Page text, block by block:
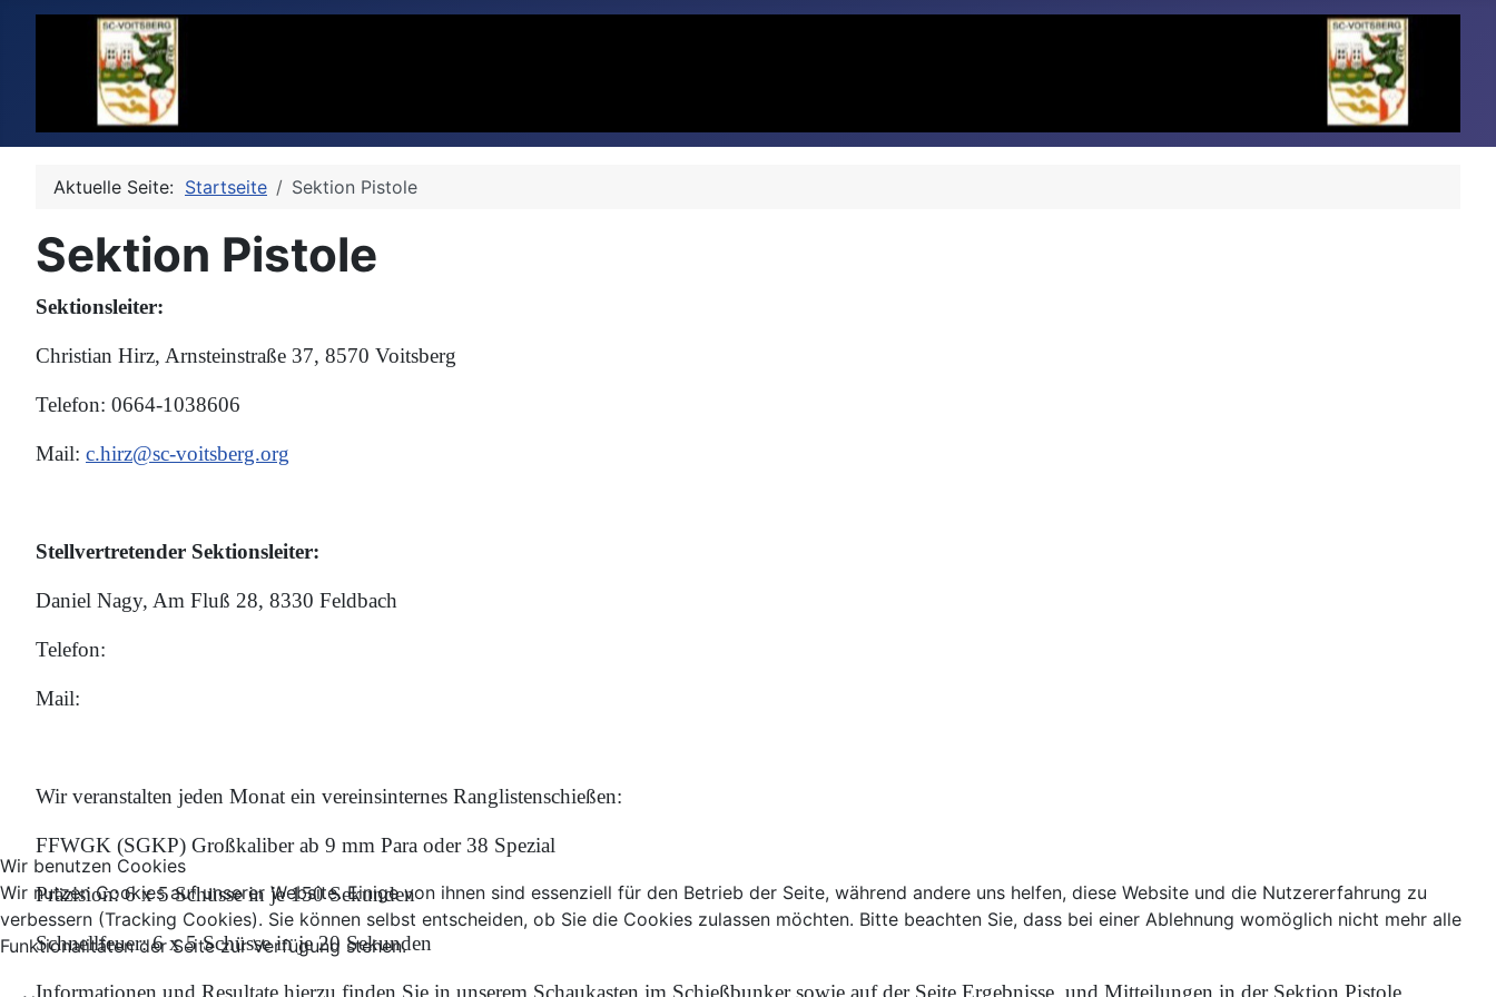
Aktuelle Seite: Startseite Sektion Pistole
Sektion Pistole
Sektionsleiter:
Christian Hirz, Arnsteinstraße 37, 8570 Voitsberg
Telefon: 0664-1038606
Mail: c.hirz@sc-voitsberg.org
Stellvertretender Sektionsleiter:
Daniel Nagy, Am Fluß 28, 8330 Feldbach
Telefon:
Mail:
Wir veranstalten jeden Monat ein vereinsinternes Ranglistenschießen:
FFWGK (SGKP) Großkaliber ab 9 mm Para oder 38 Spezial
Präzision: 6 x 5 Schüsse in je 150 Sekunden
Schnellfeuer: 6 x 5 Schüsse in je 20 Sekunden
Informationen und Resultate hierzu finden Sie in unserem Schaukasten im Schießbunker sowie auf der Seite Ergebnisse und Mitteilungen in der Sektion Pistole.
Wir benutzen Cookies
Wir nutzen Cookies auf unserer Website. Einige von ihnen sind essenziell für den Betrieb der Seite, während andere uns helfen, diese Website und die Nutzererfahrung zu
verbessern (Tracking Cookies). Sie können selbst entscheiden, ob Sie die Cookies zulassen möchten. Bitte beachten Sie, dass bei einer Ablehnung womöglich nicht mehr alle
Funktionalitäten der Seite zur Verfügung stehen.